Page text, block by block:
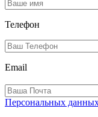
Телефон
Email
Персональных